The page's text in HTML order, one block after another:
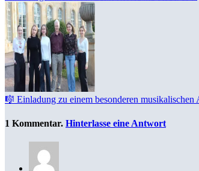
🎼 Einladung zu einem besonderen musikalischen
1 Kommentar. Hinterlasse eine Antwort